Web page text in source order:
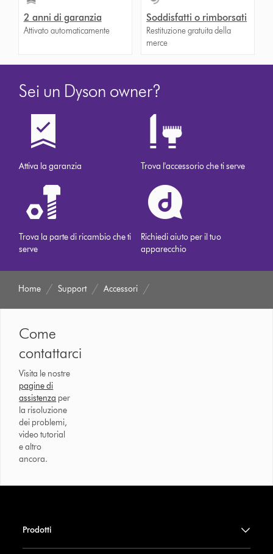
2 anni di garanzia
Attivato automaticamente
Soddisfatti o rimborsati
Restituzione gratuita della
merce
Sei un Dyson owner?
Attiva la garanzia Trova l'accessorio che ti serve
Trova la parte di ricambio che ti
serve
Richiedi aiuto per il tuo
apparecchio
Home Support Accessori
Come
contattarci
Visita le nostre
pagine di
assistenza per
la risoluzione
dei problemi,
video tutorial
e altro
ancora.
Prodotti